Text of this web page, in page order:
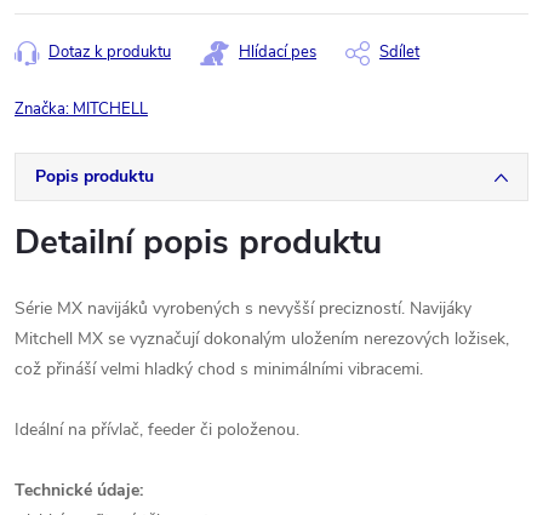
cena:
Dotaz k produktu Hlídací pes Sdílet
Značka: MITCHELL
Popis produktu
Detailní popis produktu
Série MX navijáků vyrobených s nevyšší precizností. Navijáky
Mitchell MX se vyznačují dokonalým uložením nerezových ložisek,
což přináší velmi hladký chod s minimálními vibracemi.
Ideální na přívlač, feeder či položenou.
Technické údaje: